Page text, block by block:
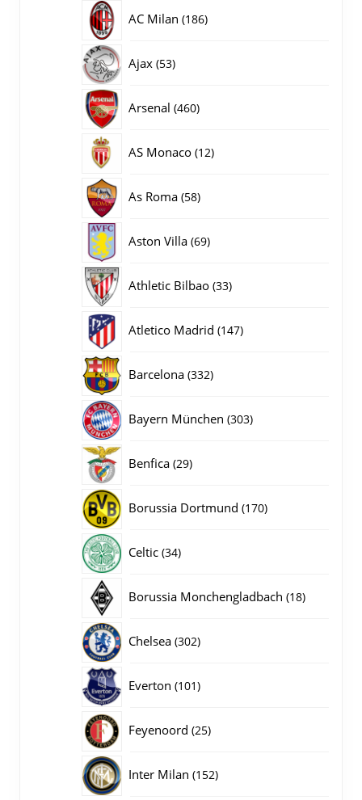
AC Milan 186186
Ajax 5353
Arsenal 460460
AS Monaco 1212
As Roma 5858
Aston Villa 6969
Athletic Bilbao 3333
Atletico Madrid 147147
Barcelona 332332
Bayern München 303303
Benfica 2929
Borussia Dortmund 170170
Celtic 3434
Borussia Monchengladbach 1818
Chelsea 302302
Everton 101101
Feyenoord 2525
Inter Milan 152152